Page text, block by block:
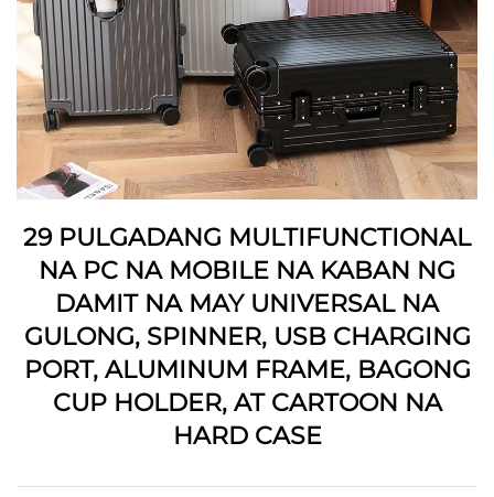
29 PULGADANG MULTIFUNCTIONAL
NA PC NA MOBILE NA KABAN NG
DAMIT NA MAY UNIVERSAL NA
GULONG, SPINNER, USB CHARGING
PORT, ALUMINUM FRAME, BAGONG
CUP HOLDER, AT CARTOON NA
HARD CASE